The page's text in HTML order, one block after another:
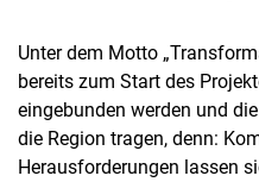
Unter dem Motto
bereits zum Start des
eingebunden werden und
die Region tragen, denn:
Herausforderungen lassen